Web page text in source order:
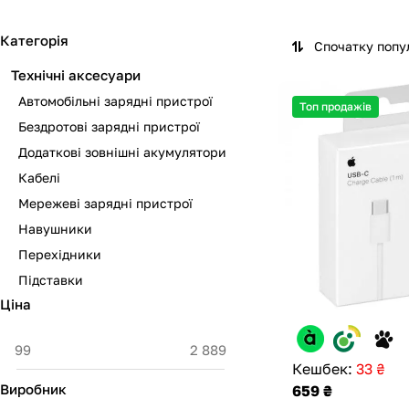
Спочатку
Топ продажів
Кешбек: 33 ₴
659 ₴
Категорія
Технічні аксесуари
Автомобільні зарядні пристрої
Бездротові зарядні пристрої
Додаткові зовнішні акумулятори
Кабелі
Мережеві зарядні пристрої
Навушники
Перехідники
Підставки
Ціна
Виробник